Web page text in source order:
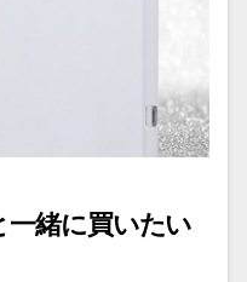
緒に買いたい